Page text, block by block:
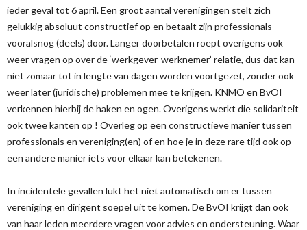
ieder geval tot 6 april. Een groot aantal verenigingen stelt zich
gelukkig absoluut constructief op en betaalt zijn professionals
vooralsnog (deels) door. Langer doorbetalen roept overigens ook
weer vragen op over de ‘werkgever-werknemer’ relatie, dus dat kan
niet zomaar tot in lengte van dagen worden voortgezet, zonder ook
weer later (juridische) problemen mee te krijgen. KNMO en BvOI
verkennen hierbij de haken en ogen. Overigens werkt die solidariteit
ook twee kanten op ! Overleg op een constructieve manier tussen
professionals en vereniging(en) of en hoe je in deze rare tijd ook op
een andere manier iets voor elkaar kan betekenen.
In incidentele gevallen lukt het niet automatisch om er tussen
vereniging en dirigent soepel uit te komen. De BvOI krijgt dan ook
van haar leden meerdere vragen voor advies en ondersteuning. Waar